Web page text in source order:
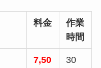
料金
作業
時間
7,50
30